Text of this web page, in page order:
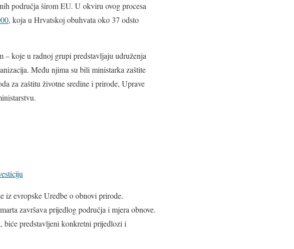
područja širom EU. U okviru ovog procesa
, koja u Hrvatskoj obuhvata oko 37 odsto
– koje u radnoj grupi predstavljaju udruženja
Među njima su bili ministarka zaštite
za zaštitu životne sredine i prirode, Uprave
iz evropske Uredbe o obnovi prirode.
završava prijedlog područja i mjera obnove.
biće predstavljeni konkretni prijedlozi i